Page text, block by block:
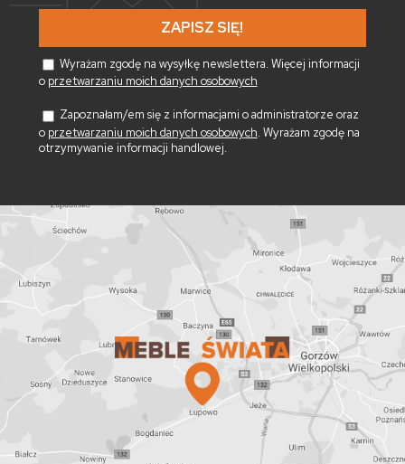
*
Wyrażam zgodę na wysyłkę newslettera. Więcej informacji
o przetwarzaniu moich danych osobowych
Zapoznałam/em się z informacjami o administratorze oraz
o przetwarzaniu moich danych osobowych. Wyrażam zgodę na
otrzymywanie informacji handlowej.